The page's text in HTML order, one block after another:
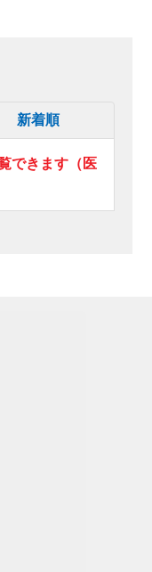
新着順
できます（医